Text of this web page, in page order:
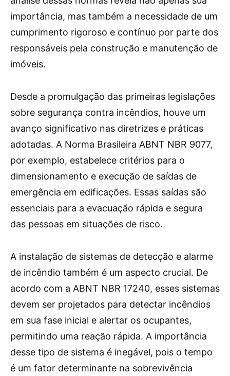
importância, mas também a necessidade de um
cumprimento rigoroso e contínuo por parte dos
responsáveis pela construção e manutenção de
imóveis.
Desde a promulgação das primeiras legislações
sobre segurança contra incêndios, houve um
avanço significativo nas diretrizes e práticas
adotadas. A Norma Brasileira ABNT NBR 9077,
por exemplo, estabelece critérios para o
dimensionamento e execução de saídas de
emergência em edificações. Essas saídas são
essenciais para a evacuação rápida e segura
das pessoas em situações de risco.
A instalação de sistemas de detecção e alarme
de incêndio também é um aspecto crucial. De
acordo com a ABNT NBR 17240, esses sistemas
devem ser projetados para detectar incêndios
em sua fase inicial e alertar os ocupantes,
permitindo uma reação rápida. A importância
desse tipo de sistema é inegável, pois o tempo
é um fator determinante na sobrevivência